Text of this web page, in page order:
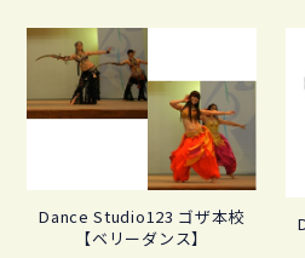
Dance Studio123 ゴザ本校
【ベリーダンス】